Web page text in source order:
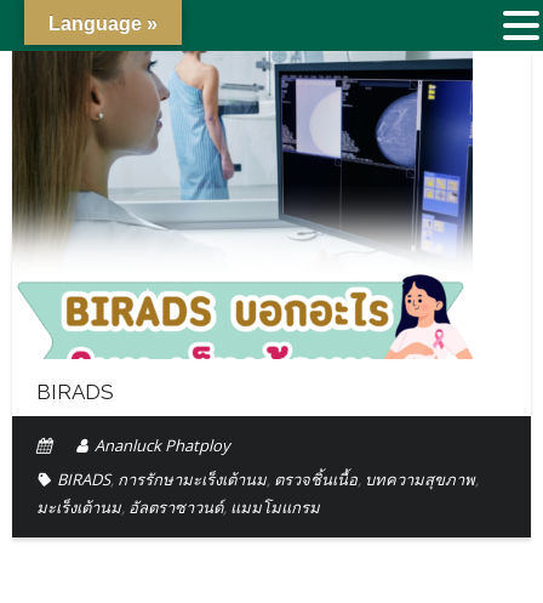
BIRADS
Ananluck Phatploy
BIRADS, การรักษามะเร็งเต้านม, ตรวจชิ้นเนื้อ, บทความสุขภาพ,
มะเร็งเต้านม, อัลตราซาวนด์, แมมโมแกรม
Language »